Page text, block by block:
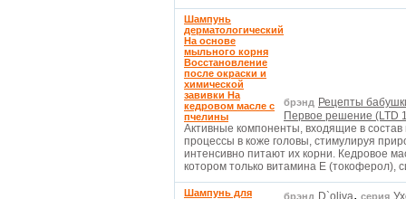
Шампунь
дерматологический
На основе
мыльного корня
Восстановление
после окраски и
химической
завивки На
кедровом масле с
пчелины
брэнд Рецепты
Первое решение (LTD
Активные компоненты, входящие в
процессы в коже головы, стимулируя
интенсивно питают их корни. Кедровое
котором только витамина Е (токоферол),
Шампунь для
брэнд D`oliva, серия